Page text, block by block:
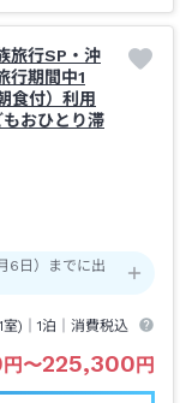
旅行SP・沖
行期間中1
食付）利用
おひとり滞
6日）までに出
室)｜1泊 ｜消費税込
円 〜225,300 円